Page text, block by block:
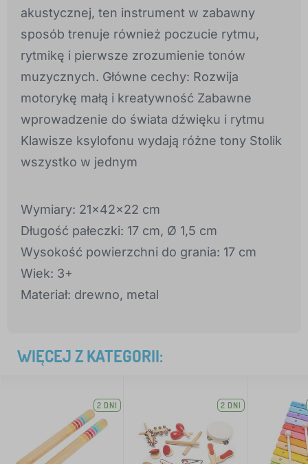
akustycznej, ten instrument w zabawny
sposób trenuje również poczucie rytmu,
rytmikę i pierwsze zrozumienie tonów
muzycznych. Główne cechy: Rozwija
motorykę małą i kreatywność Zabawne
wprowadzenie do świata dźwięku i rytmu
Klawisze ksylofonu wydają różne tony Stolik
wszystko w jednym
Wymiary: 21x42x22 cm
Długość pałeczki: 17 cm, Ø 1,5 cm
Wysokość powierzchni do grania: 17 cm
Wiek: 3+
Materiał: drewno, metal
WIĘCEJ Z KATEGORII:
2 DNI 2 DNI